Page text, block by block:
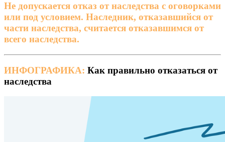
Не допускается отказ от наследства с оговорками
или под условием. Наследник, отказавшийся от
части наследства, считается отказавшимся от
всего наследства.
ИНФОГРАФИКА: Как правильно отказаться от
наследства